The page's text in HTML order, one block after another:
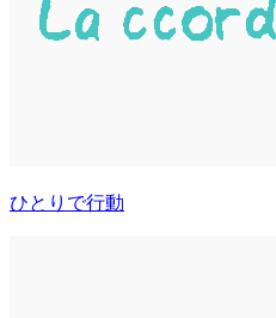
ひとりで行動